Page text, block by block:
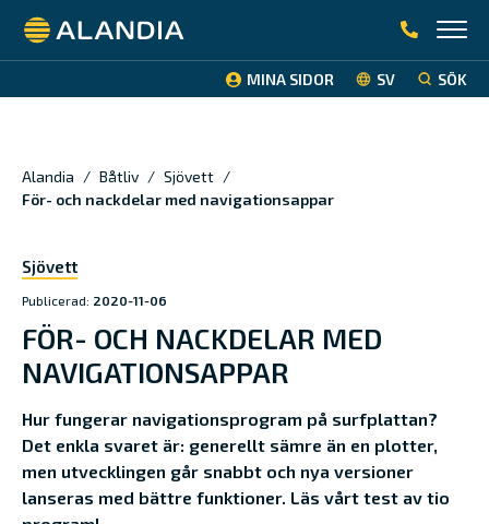
Alandia
MINA SIDOR SV SÖK
Alandia / Båtliv / Sjövett /
För- och nackdelar med navigationsappar
Sjövett
Publicerad: 2020-11-06
FÖR- OCH NACKDELAR MED
NAVIGATIONSAPPAR
Hur fungerar navigationsprogram på surfplattan?
Det enkla svaret är: generellt sämre än en plotter,
men utvecklingen går snabbt och nya versioner
lanseras med bättre funktioner. Läs vårt test av tio